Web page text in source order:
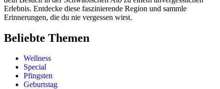
Erlebnis. Entdecke diese faszinierende Region und sammle
Erinnerungen, die du nie vergessen wirst.
Beliebte Themen
Wellness
Special
Pfingsten
Geburtstag